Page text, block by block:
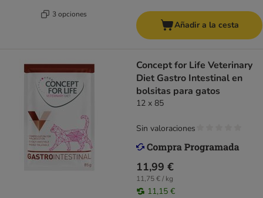
3 opciones
Añadir a la cesta
Concept for Life Veterinary
Diet Gastro Intestinal en
bolsitas para gatos
12 x 85
11,99 €
11,75 € / kg
11,15 €
Sin valoraciones